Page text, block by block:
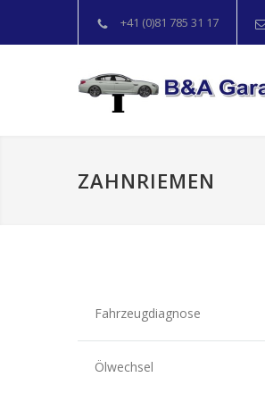
+41 (0)81 785 31 17
ZAHNRIEMEN
Fahrzeugdiagnose
Ölwechsel